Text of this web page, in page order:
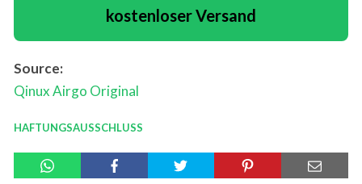
kostenloser Versand
Source:
Qinux Airgo Original
HAFTUNGSAUSSCHLUSS